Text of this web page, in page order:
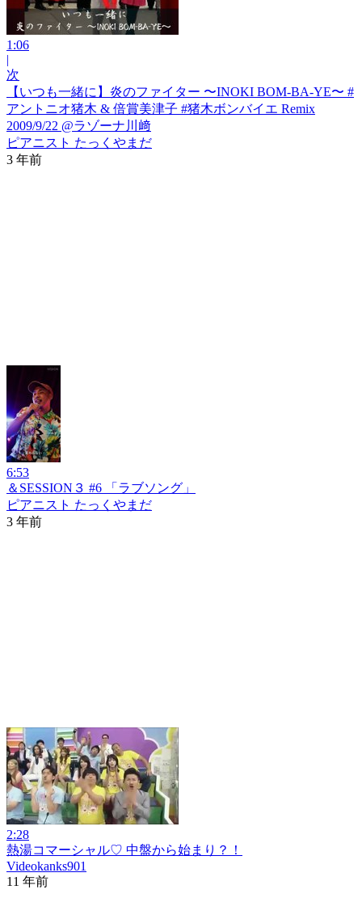
1:06
|
次
【いつも一緒に】炎のファイター 〜INOKI BOM-BA-YE〜 #
アントニオ猪木 & 倍賞美津子 #猪木ボンバイエ Remix
2009/9/22 @ラゾーナ川﨑
ピアニスト たっくやまだ
3 年前
6:53
＆SESSION３ #6 「ラブソング」
ピアニスト たっくやまだ
3 年前
2:28
熱湯コマーシャル♡ 中盤から始まり？！
Videokanks901
11 年前